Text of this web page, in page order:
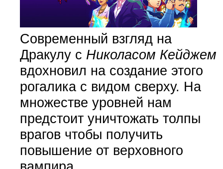
Современный взгляд на
Дракулу с Николасом Кейджем
вдохновил на создание этого
рогалика с видом сверху. На
множестве уровней нам
предстоит уничтожать толпы
врагов чтобы получить
повышение от верховного